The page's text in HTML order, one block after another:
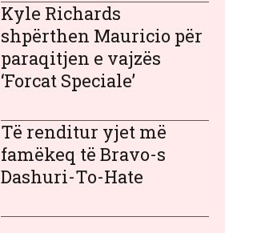
Kyle Richards
shpërthen Mauricio për
paraqitjen e vajzës
‘Forcat Speciale’
Të renditur yjet më
famëkeq të Bravo-s
Dashuri-To-Hate